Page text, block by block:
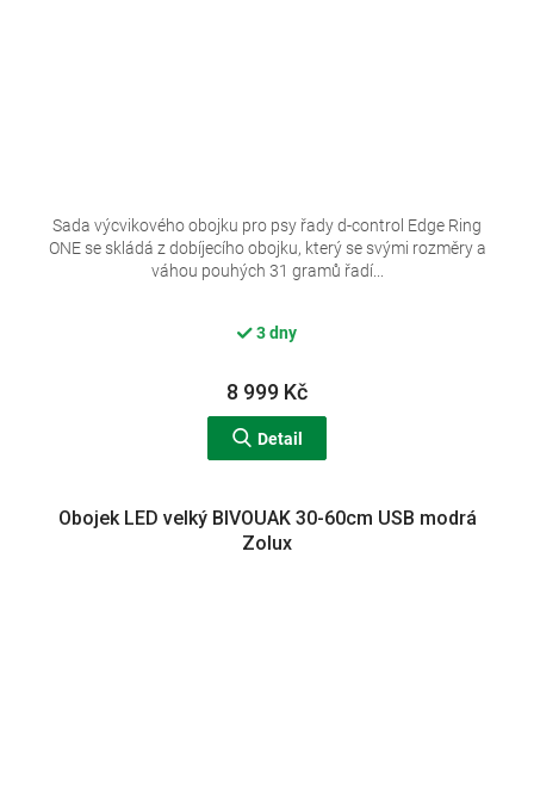
3 dny
8 999 Kč
Detail
Sada výcvikového obojku pro psy řady d-control Edge Ring
ONE se skládá z dobíjecího obojku, který se svými rozměry a
váhou pouhých 31 gramů řadí...
Obojek LED velký BIVOUAK 30-60cm USB modrá
Zolux